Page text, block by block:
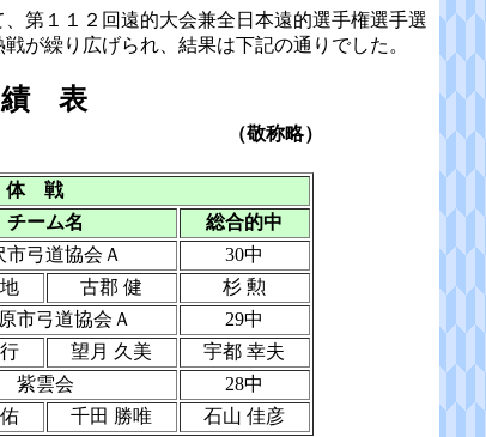
第１１２回遠的大会兼全日本遠的選手権選手選
が繰り広げられ、結果は下記の通りでした。
表
（敬称略）
体 戦
チーム名 総合的中
市弓道協会Ａ
30中
古郡 健 杉 勲
市弓道協会Ａ
29中
望月 久美 宇都 幸夫
紫雲会
28中
千田 勝唯 石山 佳彦